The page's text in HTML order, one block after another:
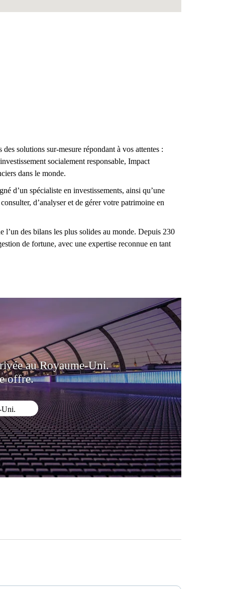
solutions sur-mesure répondant à vos attentes :
socialement responsable, Impact
dans le monde.
d’un spécialiste en investissements, ainsi qu’une
d’analyser et de gérer votre patrimoine en
l’un des bilans les plus solides au monde. Depuis 230
de fortune, avec une expertise reconnue en tant
au Royaume-Uni.
offre.
Uni.